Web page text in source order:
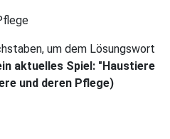
um dem Lösungswort
aktuelles Spiel: "Haustiere
und deren Pflege)